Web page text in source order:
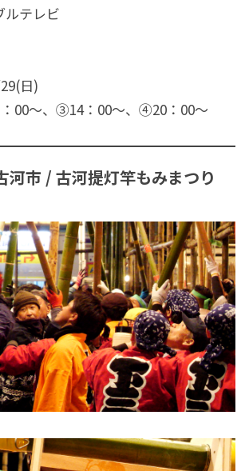
ルテレビ
日)
00〜、③14：00〜、④20：00〜
河市 / 古河提灯竿もみまつり